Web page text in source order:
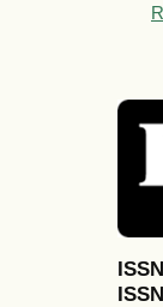
ISSN
ISSN